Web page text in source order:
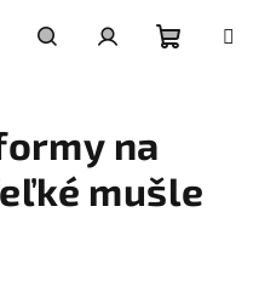
na
mušle